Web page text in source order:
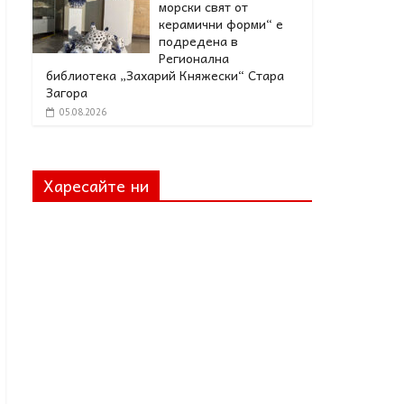
морски свят от
керамични форми“ е
подредена в
Регионална
библиотека „Захарий Княжески“ Стара
Загора
05.08.2026
Харесайте ни